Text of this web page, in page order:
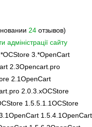
24 отзывов)
адміністрації сайту
OCStore 3.*OpenCart
2.3Opencart.pro
2.1OpenCart
2.0.3.хOCStore
1.5.5.1.1OCStore
OpenCart 1.5.4.1OpenCart